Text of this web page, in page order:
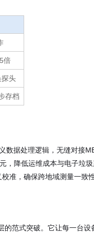
倍
探头
存档
数据处理逻辑，无缝对接
，降低运维成本与电子垃圾
准，确保跨地域测量一致性
范式突破。它让每一台